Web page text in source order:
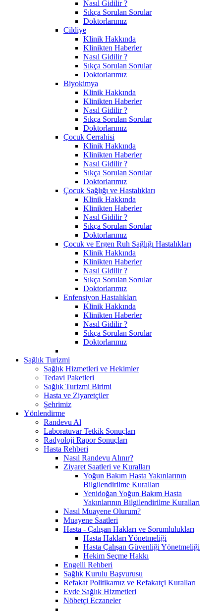
Nasıl Gidilir ?
Sıkça Sorulan Sorular
Doktorlarımız
Cildiye
Klinik Hakkında
Klinikten Haberler
Nasıl Gidilir ?
Sıkça Sorulan Sorular
Doktorlarımız
Biyokimya
Klinik Hakkında
Klinikten Haberler
Nasıl Gidilir ?
Sıkça Sorulan Sorular
Doktorlarımız
Çocuk Cerrahisi
Klinik Hakkında
Klinikten Haberler
Nasıl Gidilir ?
Sıkça Sorulan Sorular
Doktorlarımız
Çocuk Sağlığı ve Hastalıkları
Klinik Hakkında
Klinikten Haberler
Nasıl Gidilir ?
Sıkça Sorulan Sorular
Doktorlarımız
Çocuk ve Ergen Ruh Sağlığı Hastalıkları
Klinik Hakkında
Klinikten Haberler
Nasıl Gidilir ?
Sıkça Sorulan Sorular
Doktorlarımız
Enfensiyon Hastalıkları
Klinik Hakkında
Klinikten Haberler
Nasıl Gidilir ?
Sıkça Sorulan Sorular
Doktorlarımız
Sağlık Turizmi
Sağlık Hizmetleri ve Hekimler
Tedavi Paketleri
Sağlık Turizmi Birimi
Hasta ve Ziyaretçiler
Şehrimiz
Yönlendirme
Randevu Al
Laboratuvar Tetkik Sonuçları
Radyoloji Rapor Sonuçları
Hasta Rehberi
Nasıl Randevu Alınır?
Ziyaret Saatleri ve Kuralları
Yoğun Bakım Hasta Yakınlarının
Bilgilendirilme Kuralları
Yenidoğan Yoğun Bakım Hasta
Yakınlarının Bilgilendirilme Kuralları
Nasıl Muayene Olurum?
Muayene Saatleri
Hasta - Çalışan Hakları ve Sorumlulukları
Hasta Hakları Yönetmeliği
Hasta Çalışan Güvenliği Yönetmeliği
Hekim Seçme Hakkı
Engelli Rehberi
Sağlık Kurulu Başvurusu
Refakat Politikamız ve Refakatçi Kuralları
Evde Sağlık Hizmetleri
Nöbetçi Eczaneler